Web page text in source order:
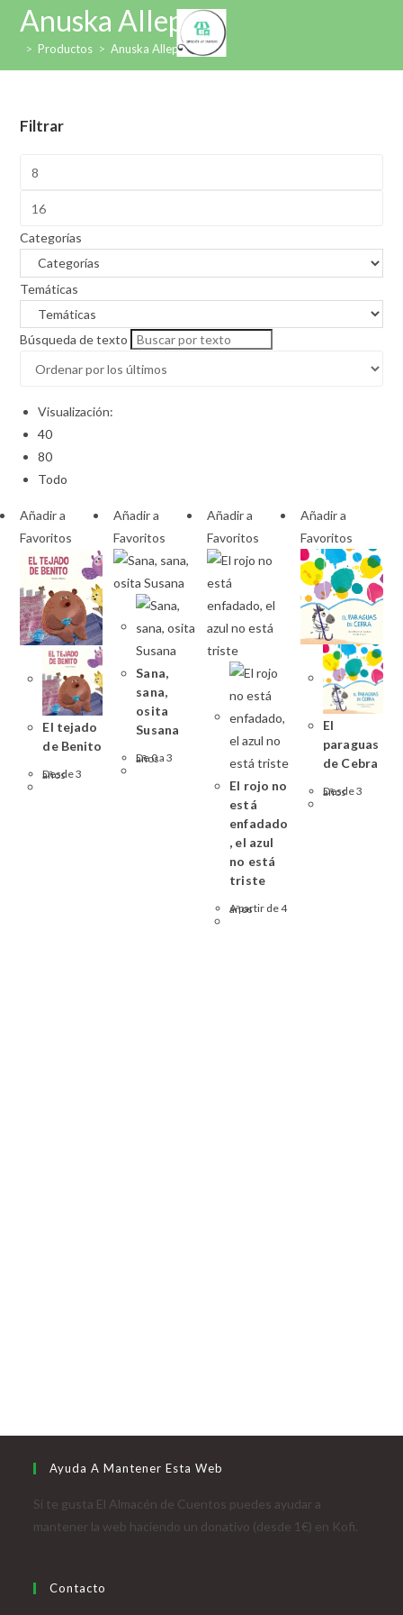
contenido
Anuska Allepuz
> Productos > Anuska Allepuz
Filtrar
Categorías
Temáticas
Búsqueda de texto
Visualización:
40
80
Todo
Añadir a
Favoritos
El tejado
de Benito
Desde 3 años
Añadir a
Favoritos
Sana,
sana,
osita
Susana
De 0 a 3 años
Añadir a
Favoritos
El rojo no
está
enfadado
, el azul
no está
triste
A partir de 4 años
Añadir a
Favoritos
El
paraguas
de Cebra
Desde 3 años
Ayuda A Mantener Esta Web
Si te gusta El Almacén de Cuentos puedes ayudar a
mantener la web haciendo un donativo (desde 1€) en Kofi.
Contacto